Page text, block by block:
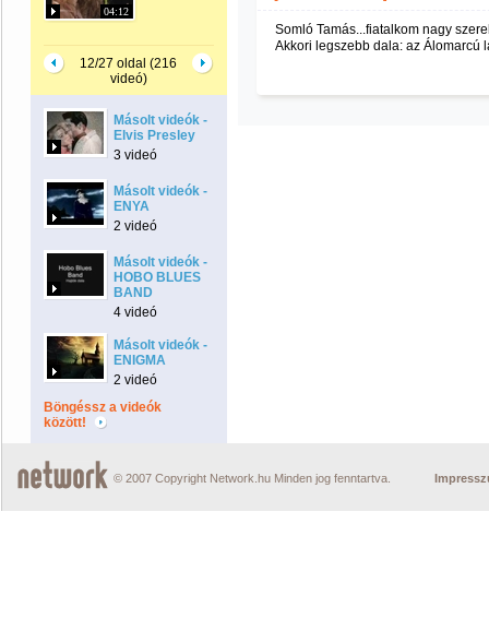
04:12
12/27 oldal (216
videó)
Másolt videók -
Elvis Presley
3 videó
Másolt videók -
ENYA
2 videó
Másolt videók -
HOBO BLUES
BAND
4 videó
Másolt videók -
ENIGMA
2 videó
Böngéssz a videók
között!
Somló Tamás...fiatalkom nagy
Akkori legszebb dala: az Álomarcú
© 2007 Copyright Network.hu Minden jog fenntartva.